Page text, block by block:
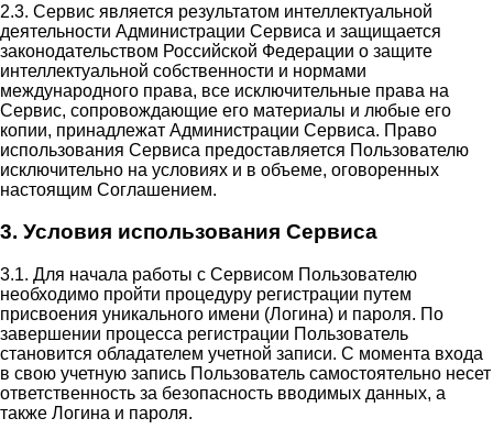
2.3. Сервис является результатом интеллектуальной
деятельности Администрации Сервиса и защищается
законодательством Российской Федерации о защите
интеллектуальной собственности и нормами
международного права, все исключительные права на
Сервис, сопровождающие его материалы и любые его
копии, принадлежат Администрации Сервиса. Право
использования Сервиса предоставляется Пользователю
исключительно на условиях и в объеме, оговоренных
настоящим Соглашением.
3. Условия использования Сервиса
3.1. Для начала работы с Сервисом Пользователю
необходимо пройти процедуру регистрации путем
присвоения уникального имени (Логина) и пароля. По
завершении процесса регистрации Пользователь
становится обладателем учетной записи. С момента входа
в свою учетную запись Пользователь самостоятельно несет
ответственность за безопасность вводимых данных, а
также Логина и пароля.